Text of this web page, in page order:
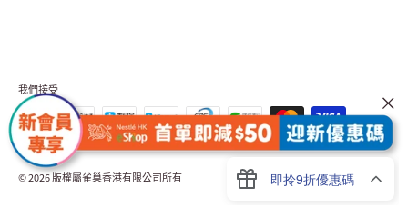
我們接受
© 2026 版權屬雀巢香港有限公司所有